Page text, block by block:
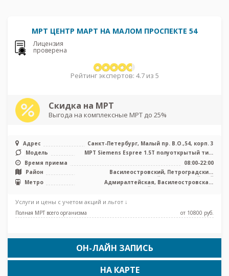
МРТ ЦЕНТР МАРТ НА МАЛОМ ПРОСПЕКТЕ 54
Лицензия
проверена
Рейтинг экспертов: 4.7 из 5
Скидка на МРТ
Выгода на комплексные МРТ до 25%
Адрес
Санкт-Петербург, Малый пр. В.О.,54, корп. 3
Модель
МРТ Siemens Espree 1.5Т полуоткрытый тип,
Время приема
08:00-22:00
Район
Василеостровский, Петроградский,
Центральный, Адмиралтейский
Метро
Адмиралтейская, Василеостровская,
Крестовский остров, Приморская,
Услуги и цены с учетом акций и льгот ↓
Полная МРТ всего организма от 10800 pуб.
ОН-ЛАЙН ЗАПИСЬ
НА КАРТЕ